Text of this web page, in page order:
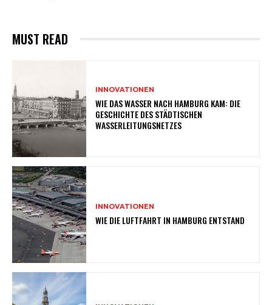
MUST READ
INNOVATIONEN
WIE DAS WASSER NACH HAMBURG KAM: DIE
GESCHICHTE DES STÄDTISCHEN
WASSERLEITUNGSNETZES
INNOVATIONEN
WIE DIE LUFTFAHRT IN HAMBURG ENTSTAND